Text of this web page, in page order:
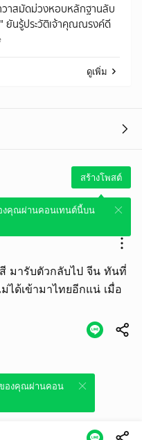
วาสมัดม่วงหอบหลักฐานลับ
ยันรู้ประวัติเจ้าคุณณรงค์ดี
ดูเพิ่ม
สร้างโพสต์
งคุณผ่านคอนเทนต์นี้บน
มารับตัวกลับไป จีน ทันที่
ได้เข้ามาไทยอีกแน่ เมื่อ
ต์นี้บน
องคุณผ่านคอน